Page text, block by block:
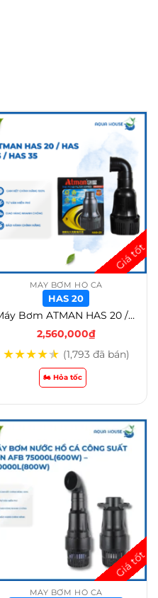
MÁY BƠM HỒ CÁ
HAS 20
Máy Bơm ATMAN HAS 20 / HAS 25 / HAS 30 / HAS 35 MÁY BƠM HỒ CÁ KOI THÁC NƯỚC TẠT ĐỨNG – HAS 20
2,560,000₫
★★★★★ (1,793 đã bán)
🏍️ Hỏa tốc
MÁY BƠM HỒ CÁ